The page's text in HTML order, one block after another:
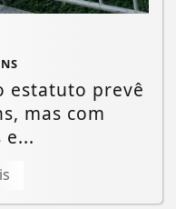
estatuto prevê
mas com